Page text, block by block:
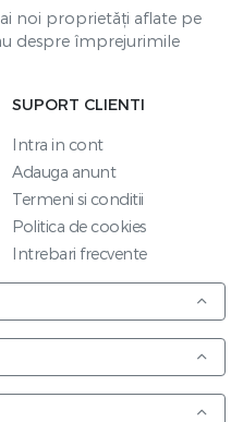
noi proprietăți aflate pe
despre împrejurimile
SUPORT CLIENTI
Intra in cont
Adauga anunt
Termeni si conditii
Politica de cookies
Intrebari frecvente